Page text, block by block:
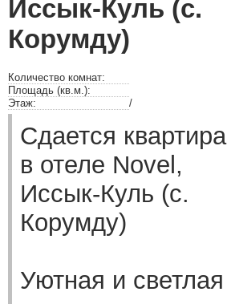
Иссык-Куль (с.
Корумду)
Количество комнат:
Площадь (кв.м.):
Этаж:
/
Сдается квартира
в отеле Novel,
Иссык-Куль (с.
Корумду)
Уютная и светлая